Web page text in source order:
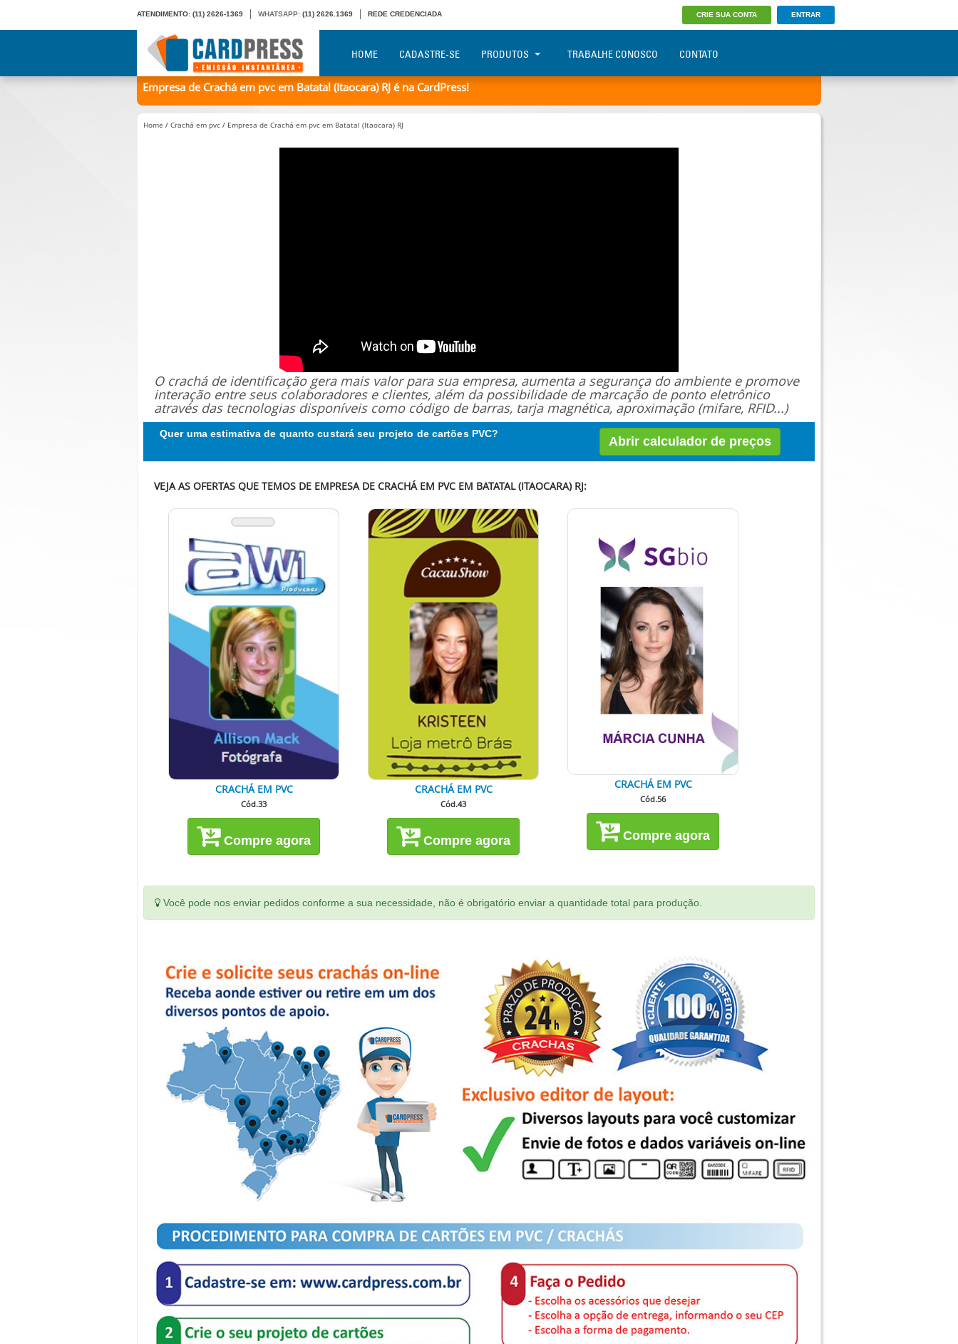
ATENDIMENTO: (11) 2626-1369 WHATSAPP: (11) 2626.1369 REDE CREDENCIADA CRIE SUA CONTA ENTRAR
HOME CADASTRE-SE PRODUTOS TRABALHE CONOSCO CONTATO
Empresa de Crachá em pvc em Batatal (Itaocara) RJ é na CardPress!
Home / Crachá em pvc / Empresa de Crachá em pvc em Batatal (Itaocara) RJ
O crachá de identificação gera mais valor para sua empresa, aumenta a segurança do ambiente e promove
interação entre seus colaboradores e clientes, além da possibilidade de marcação de ponto eletrônico
através das tecnologias disponíveis como código de barras, tarja magnética, aproximação (mifare, RFID...)
Quer uma estimativa de quanto custará seu projeto de cartões PVC?
Abrir calculador de preços
VEJA AS OFERTAS QUE TEMOS DE EMPRESA DE CRACHÁ EM PVC EM BATATAL (ITAOCARA) RJ:
CRACHÁ EM PVC
Cód.33
Compre agora
CRACHÁ EM PVC
Cód.43
Compre agora
CRACHÁ EM PVC
Cód.56
Compre agora
Você pode nos enviar pedidos conforme a sua necessidade, não é obrigatório enviar a quantidade total para produção.